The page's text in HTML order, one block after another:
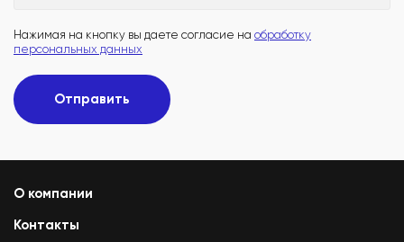
Нажимая на кнопку вы даете согласие на обработку
персональных данных
Отправить
О компании
Контакты